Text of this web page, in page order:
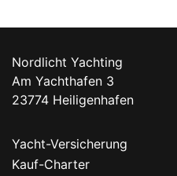
Nordlicht Yachting
Am Yachthafen 3
23774 Heiligenhafen
Yacht-Versicherung
Kauf-Charter